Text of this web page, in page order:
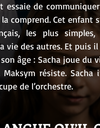
essaie de
comprend. Cet enfant
les plus
des autres. Et puis
âge : Sacha joue du
résiste.
de l’orchestre.